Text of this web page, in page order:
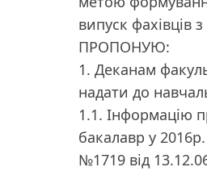
випуск фахівців
ПРОПОНУЮ:
1. Деканам
надати до
1.1. Інформацію
бакалавр у
№1719 від